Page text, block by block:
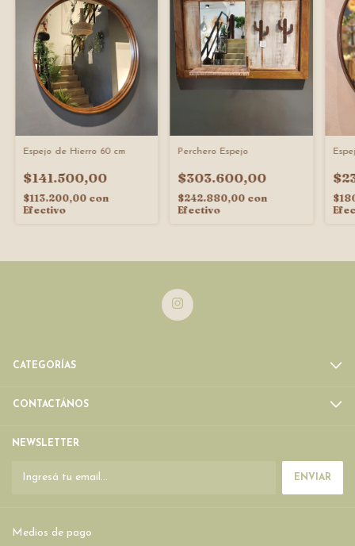
Espejo de Hierro 60 cm
$141.500,00
$113.200,00 con
Efectivo
Perchero Espejo
$303.600,00
$242.880,00 con
Efectivo
CATEGORÍAS
CONTACTÁNOS
NEWSLETTER
Medios de pago